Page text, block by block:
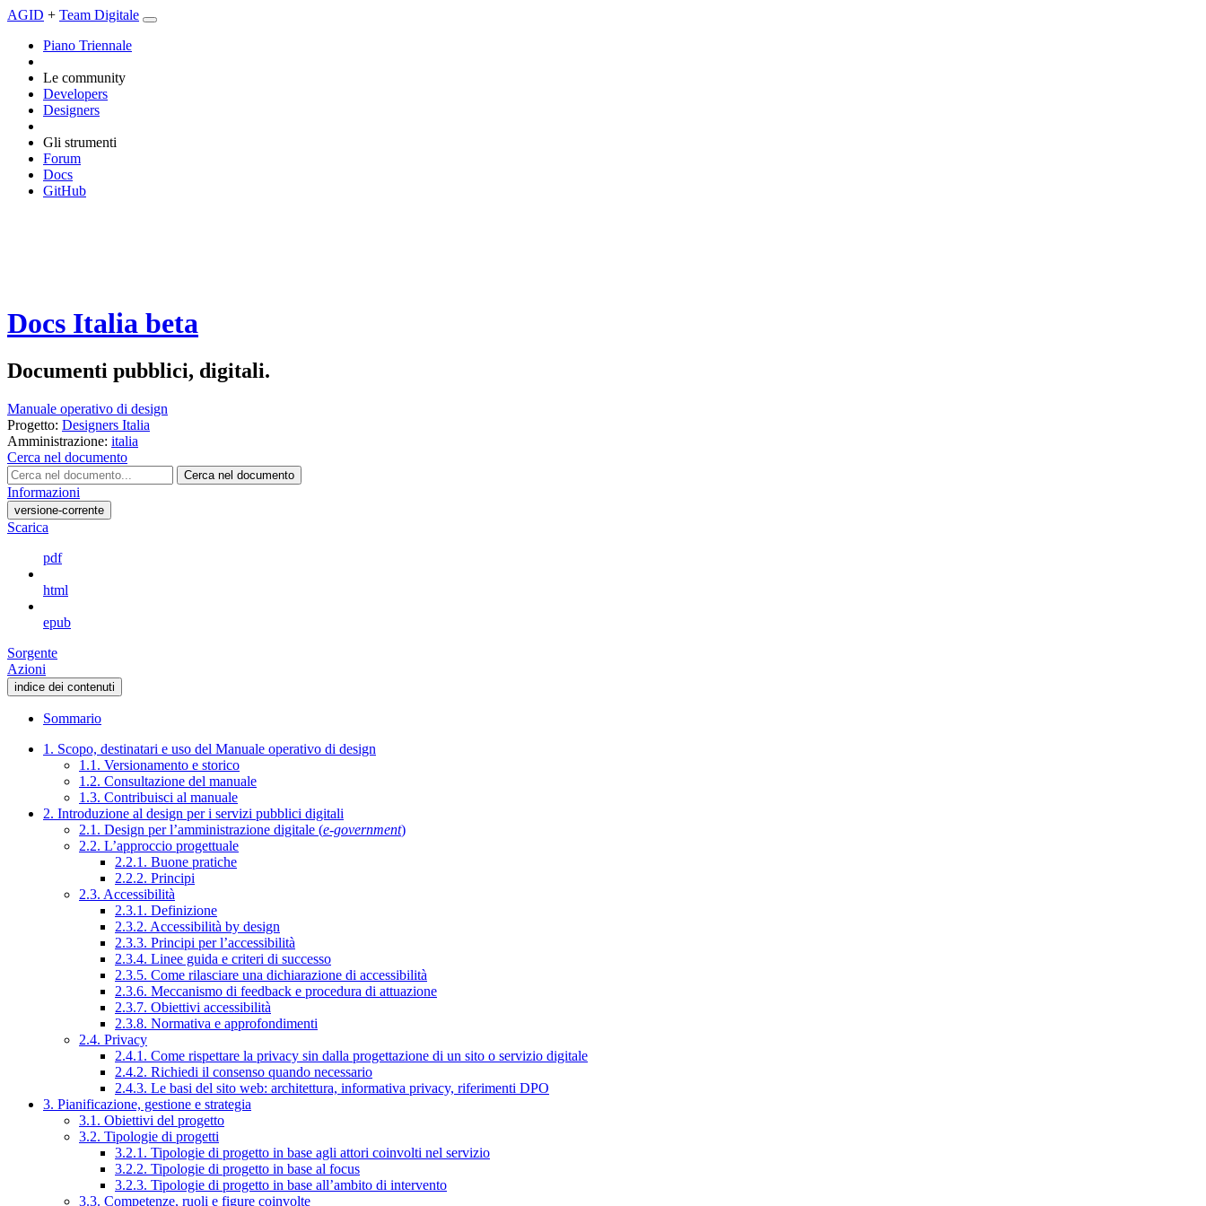
AGID + Team Digitale
Piano Triennale
Le community
Developers
Designers
Gli strumenti
Forum
Docs
GitHub
Docs Italia beta
Documenti pubblici, digitali.
Manuale operativo di design
Progetto: Designers Italia
Amministrazione: italia
Cerca nel documento
Cerca nel documento
Informazioni
versione-corrente
Scarica
pdf
html
epub
Sorgente
Azioni
indice dei contenuti
Sommario
1. Scopo, destinatari e uso del Manuale operativo di design
1.1. Versionamento e storico
1.2. Consultazione del manuale
1.3. Contribuisci al manuale
2. Introduzione al design per i servizi pubblici digitali
2.1. Design per l’amministrazione digitale (e-government)
2.2. L’approccio progettuale
2.2.1. Buone pratiche
2.2.2. Principi
2.3. Accessibilità
2.3.1. Definizione
2.3.2. Accessibilità by design
2.3.3. Principi per l’accessibilità
2.3.4. Linee guida e criteri di successo
2.3.5. Come rilasciare una dichiarazione di accessibilità
2.3.6. Meccanismo di feedback e procedura di attuazione
2.3.7. Obiettivi accessibilità
2.3.8. Normativa e approfondimenti
2.4. Privacy
2.4.1. Come rispettare la privacy sin dalla progettazione di un sito o servizio digitale
2.4.2. Richiedi il consenso quando necessario
2.4.3. Le basi del sito web: architettura, informativa privacy, riferimenti DPO
3. Pianificazione, gestione e strategia
3.1. Obiettivi del progetto
3.2. Tipologie di progetti
3.2.1. Tipologie di progetto in base agli attori coinvolti nel servizio
3.2.2. Tipologie di progetto in base al focus
3.2.3. Tipologie di progetto in base all’ambito di intervento
3.3. Competenze, ruoli e figure coinvolte